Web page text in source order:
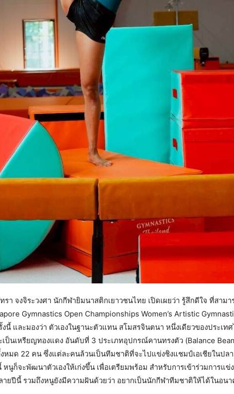
า จงจิระวงศา นักกีฬายิมนาสติกเยาวชนไทย เปิดเผยว่า รู้สึกดีใจ ที่สาม
Gymnastics Open Championships Women’s Artistic
นี้ และมองว่า ตัวเองในฐานะตัวแทน สโมสรจินตนา หนึ่งเดียวของประเท
เป็นเหรียญทองแดง อันดับที่ 3 ประเภทอุปกรณ์คานทรงตัว (Balance
หมด 22 คน ซึ่งแต่ละคนล้วนเป็นทีมชาติที่จะไปแข่งชิงแชมป์เอเชียในปล
นูก็จะพัฒนาตัวเองให้เก่งขึ้น เพื่อเตรียมพร้อม สำหรับการเข้าร่วมการแ
ายปีนี้ รวมถึงหนูยังมีความฝันด้วยว่า อยากเป็นนักกีฬาทีมชาติให้ได้ในอนา